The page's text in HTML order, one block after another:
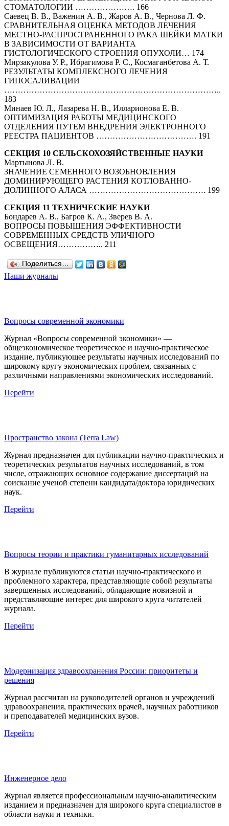
СТОМАТОЛОГИИ …………………. 166
Cаевец В. В., Важенин А. В., Жаров А. В., Чернова Л. Ф.
СРАВНИТЕЛЬНАЯ ОЦЕНКА МЕТОДОВ ЛЕЧЕНИЯ
МЕСТНО-РАСПРОСТРАНЕННОГО РАКА ШЕЙКИ МАТКИ
В ЗАВИСИМОСТИ ОТ ВАРИАНТА
ГИСТОЛОГИЧЕСКОГО СТРОЕНИЯ ОПУХОЛИ… 174
Мирзакулова У. Р., Ибрагимова Р. С., Космаганбетова А. Т.
РЕЗУЛЬТАТЫ КОМПЛЕКСНОГО ЛЕЧЕНИЯ
ГИПОСАЛИВАЦИИ
……………………………………………………………………..
183
Минаев Ю. Л., Лазарева Н. В., Илларионова Е. В.
ОПТИМИЗАЦИЯ РАБОТЫ МЕДИЦИНСКОГО
ОТДЕЛЕНИЯ ПУТЕМ ВНЕДРЕНИЯ ЭЛЕКТРОННОГО
РЕЕСТРА ПАЦИЕНТОВ ………………………………. 191
СЕКЦИЯ 10 СЕЛЬСКОХОЗЯЙСТВЕННЫЕ НАУКИ
Мартынова Л. В.
ЗНАЧЕНИЕ СЕМЕННОГО ВОЗОБНОВЛЕНИЯ
ДОМИНИРУЮЩЕГО РАСТЕНИЯ КОТЛОВАННО-
ДОЛИННОГО АЛАСА ……………………………………. 199
СЕКЦИЯ 11 ТЕХНИЧЕСКИЕ НАУКИ
Бондарев А. В., Багров К. А., Зверев В. А.
ВОПРОСЫ ПОВЫШЕНИЯ ЭФФЕКТИВНОСТИ
СОВРЕМЕННЫХ СРЕДСТВ УЛИЧНОГО
ОСВЕЩЕНИЯ…………….. 211
Поделиться…
Наши журналы
Вопросы современной экономики
Журнал «Вопросы современной экономики» —
общеэкономическое теоретическое и научно-практическое
издание, публикующее результаты научных исследований по
широкому кругу экономических проблем, связанных с
различными направлениями экономических исследований.
Перейти
Пространство закона (Terra Law)
Журнал предназначен для публикации научно-практических и
теоретических результатов научных исследований, в том
числе, отражающих основное содержание диссертаций на
соискание ученой степени кандидата/доктора юридических
наук.
Перейти
Вопросы теории и практики гуманитарных исследований
В журнале публикуются статьи научно-практического и
проблемного характера, представляющие собой результаты
завершенных исследований, обладающие новизной и
представляющие интерес для широкого круга читателей
журнала.
Перейти
Модернизация здравоохранения России: приоритеты и
решения
Журнал рассчитан на руководителей органов и учреждений
здравоохранения, практических врачей, научных работников
и преподавателей медицинских вузов.
Перейти
Инженерное дело
Журнал является профессиональным научно-аналитическим
изданием и предназначен для широкого круга специалистов в
области науки и техники.